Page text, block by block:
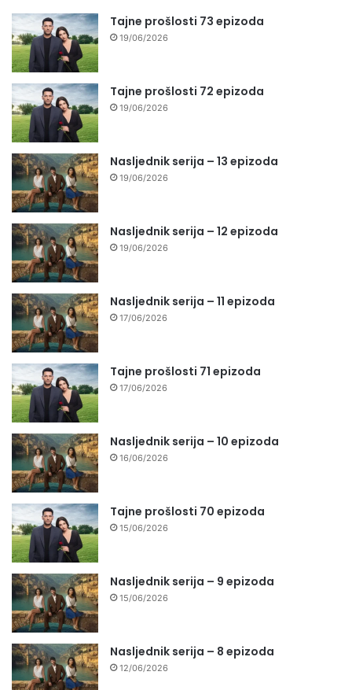
Tajne prošlosti 73 epizoda
19/06/2026
Tajne prošlosti 72 epizoda
19/06/2026
Nasljednik serija – 13 epizoda
19/06/2026
Nasljednik serija – 12 epizoda
19/06/2026
Nasljednik serija – 11 epizoda
17/06/2026
Tajne prošlosti 71 epizoda
17/06/2026
Nasljednik serija – 10 epizoda
16/06/2026
Tajne prošlosti 70 epizoda
15/06/2026
Nasljednik serija – 9 epizoda
15/06/2026
Nasljednik serija – 8 epizoda
12/06/2026